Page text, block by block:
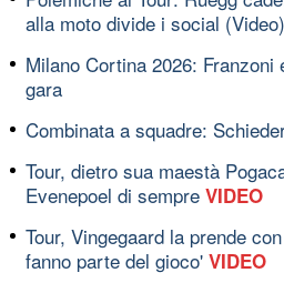
alla moto divide i social (Video)
Milano Cortina 2026: Franzoni
gara
Combinata a squadre:
Tour, dietro sua maestà
Evenepoel di sempre VIDEO
Tour, Vingegaard la prende
fanno parte del gioco' VIDEO